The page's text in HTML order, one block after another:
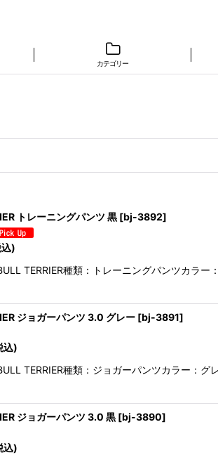
カテゴリー
トレーニングパンツ 黒 [bj-3892]
)
TERRIER種類：トレーニングパンツカラ
ジョガーパンツ 3.0 グレー [bj-3891]
込)
TERRIER種類：ジョガーパンツカラー
ジョガーパンツ 3.0 黒 [bj-3890]
込)